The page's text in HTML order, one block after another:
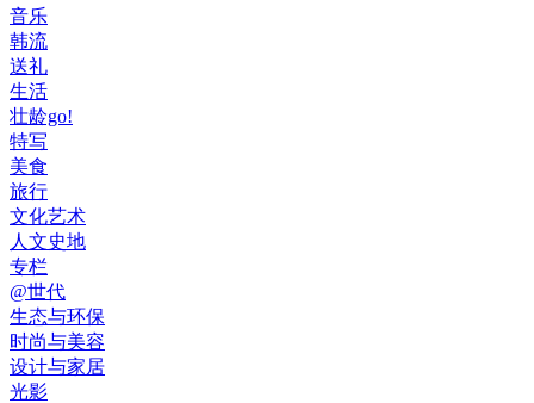
音乐
韩流
送礼
生活
壮龄go!
特写
美食
旅行
文化艺术
人文史地
专栏
@世代
生态与环保
时尚与美容
设计与家居
光影